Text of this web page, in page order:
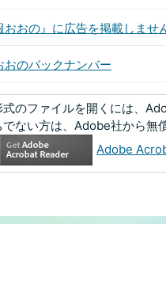
おおの』に広告を掲載しませ
おのバックナンバー
式のファイルを開くには、
でない方は、Adobe社から無
Adobe